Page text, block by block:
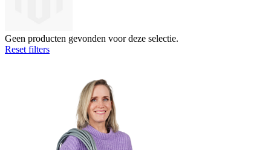
Geen producten gevonden voor deze selectie.
Reset filters